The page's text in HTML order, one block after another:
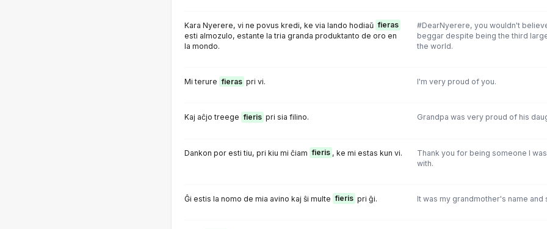
Kara Nyerere, vi ne povus kredi, ke via lando hodiaŭ fieras
esti almozulo, estante la tria granda produktanto de oro en
la mondo.
#DearNyerere, you wouldn't
beggar despite being the third
the world.
Mi terure fieras pri vi. I'm very proud of you.
Kaj aĉjo treege fieris pri sia filino. Grandpa was very proud of his
Dankon por esti tiu, pri kiu mi ĉiam fieris , ke mi estas kun vi.
Thank you for being someone I
with.
Ĝi estis la nomo de mia avino kaj ŝi multe fieris pri ĝi. It was my grandmother's name and